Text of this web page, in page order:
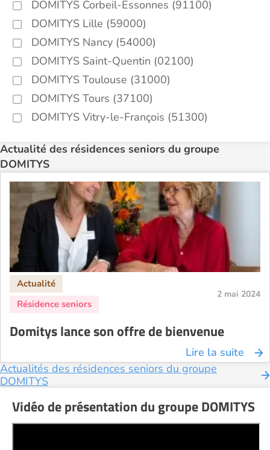
DOMITYS Corbeil-Essonnes (91100)
DOMITYS Lille (59000)
DOMITYS Nancy (54000)
DOMITYS Saint-Quentin (02100)
DOMITYS Toulouse (31000)
DOMITYS Tours (37100)
DOMITYS Vitry-le-François (51300)
Actualité des résidences seniors du groupe
DOMITYS
2 mai 2024
Domitys lance son offre de bienvenue
Lire la suite
Actualités des résidences seniors du groupe
DOMITYS
Vidéo de présentation du groupe DOMITYS